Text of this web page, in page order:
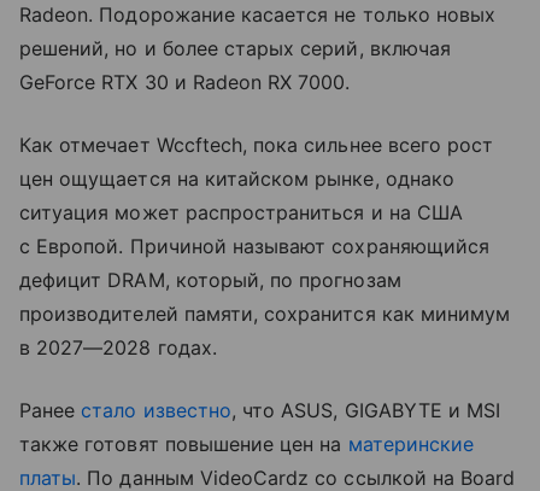
Radeon. Подорожание касается не только новых
решений, но и более старых серий, включая
GeForce RTX 30 и Radeon RX 7000.
Как отмечает Wccftech, пока сильнее всего рост
цен ощущается на китайском рынке, однако
ситуация может распространиться и на США
с Европой. Причиной называют сохраняющийся
дефицит DRAM, который, по прогнозам
производителей памяти, сохранится как минимум
в 2027—2028 годах.
Ранее стало известно, что ASUS, GIGABYTE и MSI
также готовят повышение цен на материнские
платы. По данным VideoCardz со ссылкой на Board